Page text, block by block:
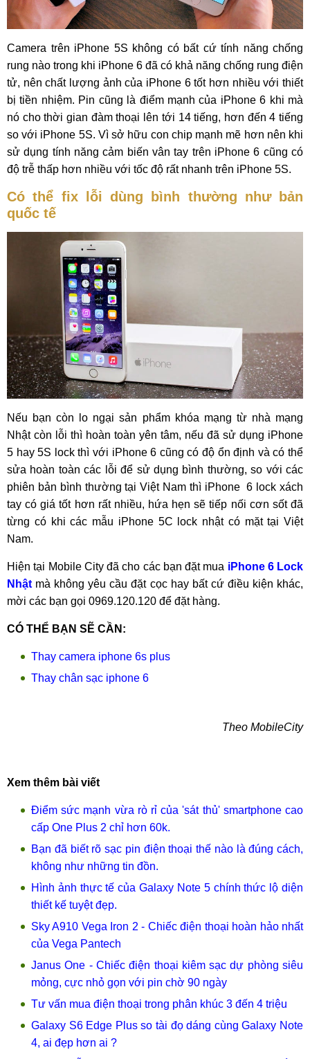
Camera trên iPhone 5S không có bất cứ tính năng chống
rung nào trong khi iPhone 6 đã có khả năng chống rung điện
tử, nên chất lượng ảnh của iPhone 6 tốt hơn nhiều với thiết
bị tiền nhiệm. Pin cũng là điểm mạnh của iPhone 6 khi mà
nó cho thời gian đàm thoại lên tới 14 tiếng, hơn đến 4 tiếng
so với iPhone 5S. Vì sở hữu con chip mạnh mẽ hơn nên khi
sử dụng tính năng cảm biến vân tay trên iPhone 6 cũng có
độ trễ thấp hơn nhiều với tốc độ rất nhanh trên iPhone 5S.
Có thể fix lỗi dùng bình thường như bản
quốc tế
Nếu bạn còn lo ngại sản phẩm khóa mạng từ nhà mạng
Nhật còn lỗi thì hoàn toàn yên tâm, nếu đã sử dụng iPhone
5 hay 5S lock thì với iPhone 6 cũng có độ ổn định và có thể
sửa hoàn toàn các lỗi để sử dụng bình thường, so với các
phiên bản bình thường tại Việt Nam thì iPhone 6 lock xách
tay có giá tốt hơn rất nhiều, hứa hẹn sẽ tiếp nối cơn sốt đã
từng có khi các mẫu iPhone 5C lock nhật có mặt tại Việt
Nam.
Hiện tại Mobile City đã cho các bạn đặt mua iPhone 6 Lock
Nhật mà không yêu cầu đặt cọc hay bất cứ điều kiện khác,
mời các bạn gọi 0969.120.120 để đặt hàng.
CÓ THỂ BẠN SẼ CẦN:
Thay camera iphone 6s plus
Thay chân sạc iphone 6
Theo MobileCity
Xem thêm bài viết
Điểm sức mạnh vừa rò rỉ của 'sát thủ' smartphone cao
cấp One Plus 2 chỉ hơn 60k.
Bạn đã biết rõ sạc pin điện thoại thế nào là đúng cách,
không như những tin đồn.
Hình ảnh thực tế của Galaxy Note 5 chính thức lộ diện
thiết kế tuyệt đẹp.
Sky A910 Vega Iron 2 - Chiếc điện thoại hoàn hảo nhất
của Vega Pantech
Janus One - Chiếc điện thoại kiêm sạc dự phòng siêu
mỏng, cực nhỏ gọn với pin chờ 90 ngày
Tư vấn mua điện thoại trong phân khúc 3 đến 4 triệu
Galaxy S6 Edge Plus so tài đọ dáng cùng Galaxy Note
4, ai đẹp hơn ai ?